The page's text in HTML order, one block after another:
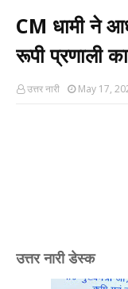
CM धामी ने
रूपी प्रणाली
उत्तर नारी May 17,
उत्तर नारी डेस्क